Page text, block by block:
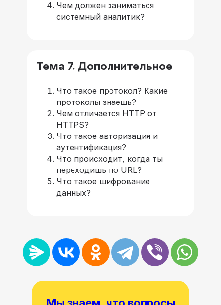
Чем должен заниматься
системный аналитик?
Тема 7. Дополнительное
Что такое протокол? Какие
протоколы знаешь?
Чем отличается HTTP от
HTTPS?
Что такое авторизация и
аутентификация?
Что происходит, когда ты
переходишь по URL?
Что такое шифрование
данных?